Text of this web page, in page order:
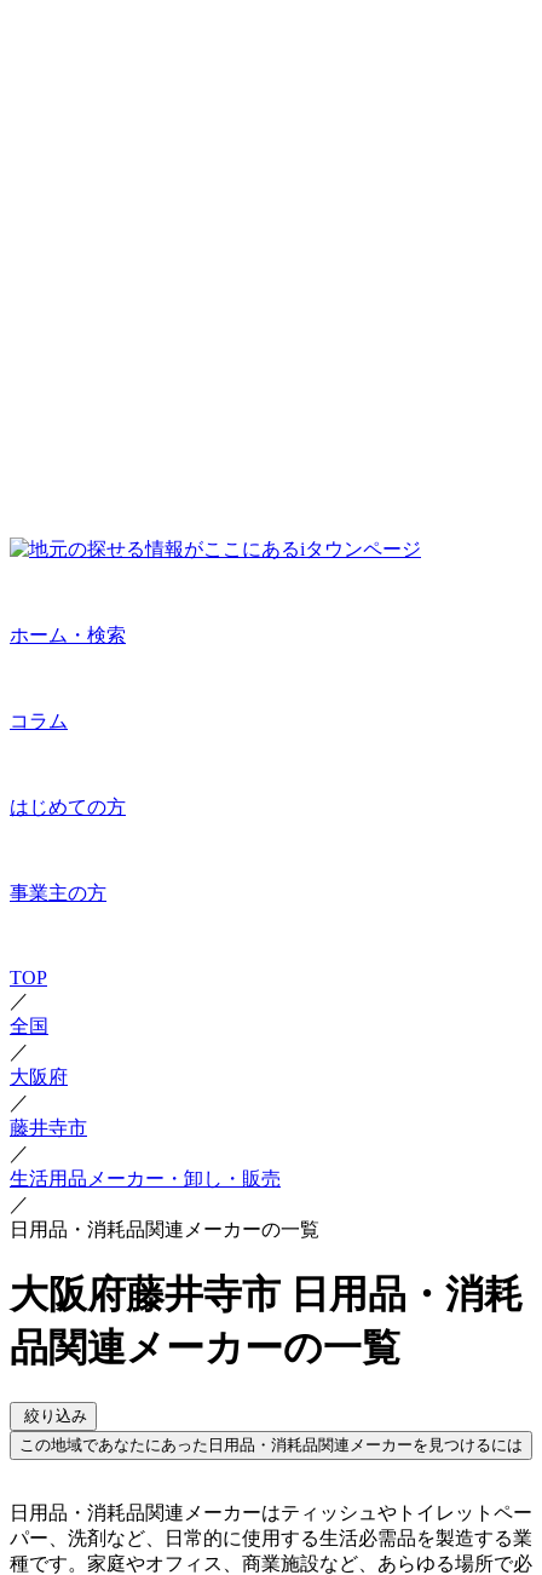
ホーム・検索
コラム
はじめての方
事業主の方
TOP
／
全国
／
大阪府
／
藤井寺市
／
生活用品メーカー・卸し・販売
／
日用品・消耗品関連メーカーの一覧
大阪府藤井寺市 日用品・消耗
品関連メーカーの一覧
絞り込み
この地域であなたにあった日用品・消耗品関連メーカーを見つけるには
日用品・消耗品関連メーカーはティッシュやトイレットペー
パー、洗剤など、日常的に使用する生活必需品を製造する業
種です。家庭やオフィス、商業施設など、あらゆる場所で必